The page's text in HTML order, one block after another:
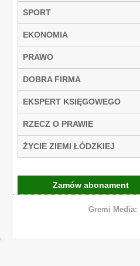
SPORT
EKONOMIA
PRAWO
DOBRA FIRMA
EKSPERT KSIĘGOWEGO
RZECZ O PRAWIE
ŻYCIE ZIEMI ŁÓDZKIEJ
Zamów abonament
Gremi Media: